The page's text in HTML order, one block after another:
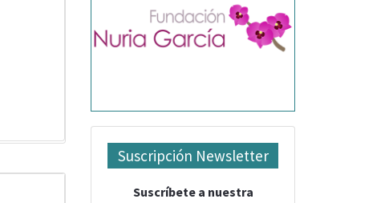
Suscripción Newsletter
Suscríbete a nuestra